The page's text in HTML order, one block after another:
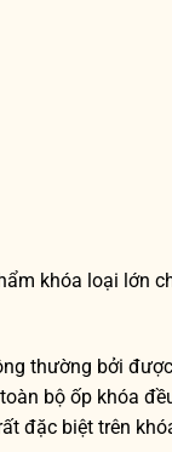
khóa loại lớn
thường bởi
bộ ốp khóa
đặc biệt trên